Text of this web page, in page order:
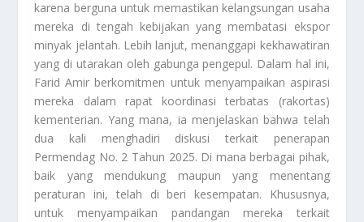
karena berguna untuk memastikan kelangsungan usaha
mereka di tengah kebijakan yang membatasi ekspor
minyak jelantah. Lebih lanjut, menanggapi kekhawatiran
yang di utarakan oleh gabunga pengepul. Dalam hal ini,
Farid Amir berkomitmen untuk menyampaikan aspirasi
mereka dalam rapat koordinasi terbatas (rakortas)
kementerian. Yang mana, ia menjelaskan bahwa telah
dua kali menghadiri diskusi terkait penerapan
Permendag No. 2 Tahun 2025. Di mana berbagai pihak,
baik yang mendukung maupun yang menentang
peraturan ini, telah di beri kesempatan. Khususnya,
untuk menyampaikan pandangan mereka terkait